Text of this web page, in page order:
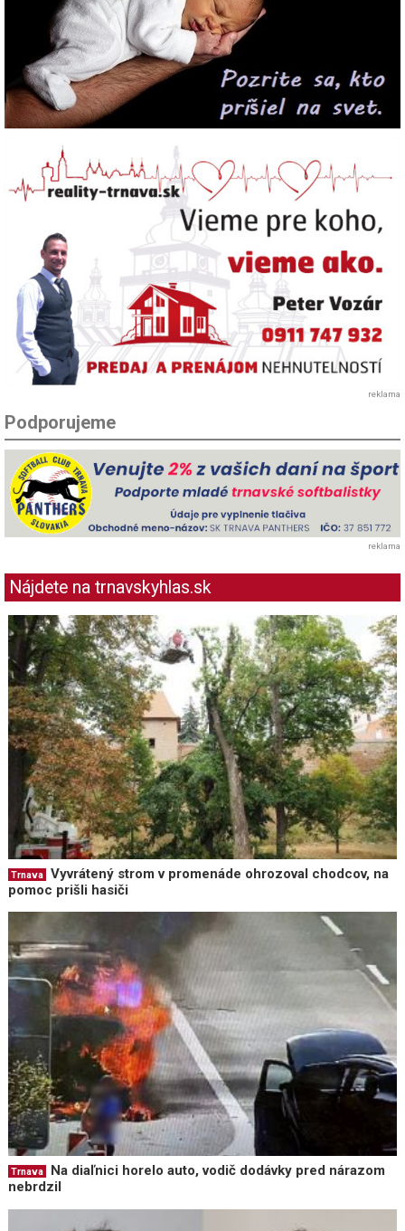
reklama
Podporujeme
reklama
Nájdete na trnavskyhlas.sk
Trnava
Vyvrátený strom v promenáde ohrozoval chodcov, na
pomoc prišli hasiči
Trnava
Na diaľnici horelo auto, vodič dodávky pred nárazom
nebrdzil